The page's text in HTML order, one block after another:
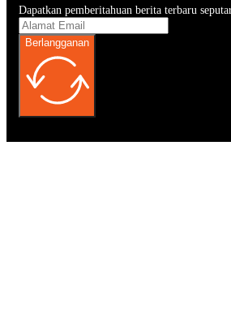
Dapatkan pemberitahuan berita terbaru
Berlangganan